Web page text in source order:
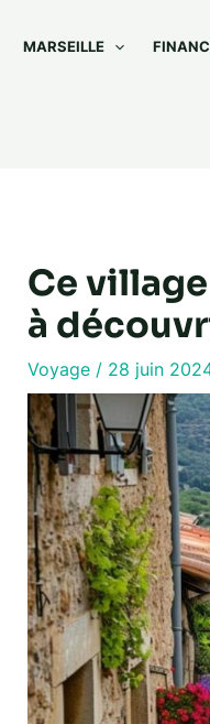
MARSEILLE
Ce
à
Voyage/ 28 juin